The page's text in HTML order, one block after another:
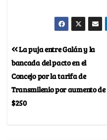
La puja entre Galán y la
bancada del pacto en el
Concejo por la tarifa de
Transmilenio por aumento de
$250